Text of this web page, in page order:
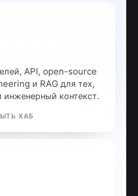
API, open-source
и RAG для тех,
контекст.
ХАБ